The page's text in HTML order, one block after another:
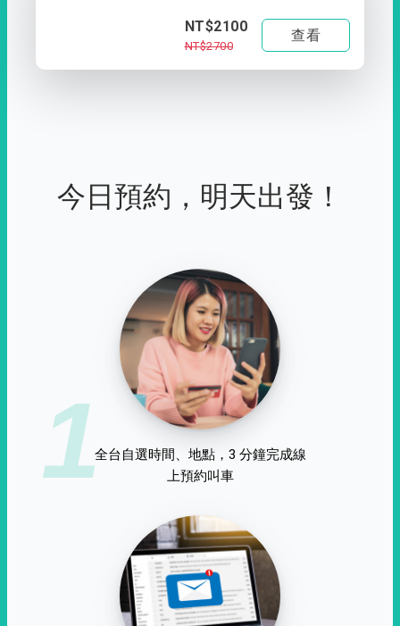
NT$2100
NT$2700
查看
今日預約，明天出發！
1全台自選時間、地點，3 分鐘完成線
上預約叫車